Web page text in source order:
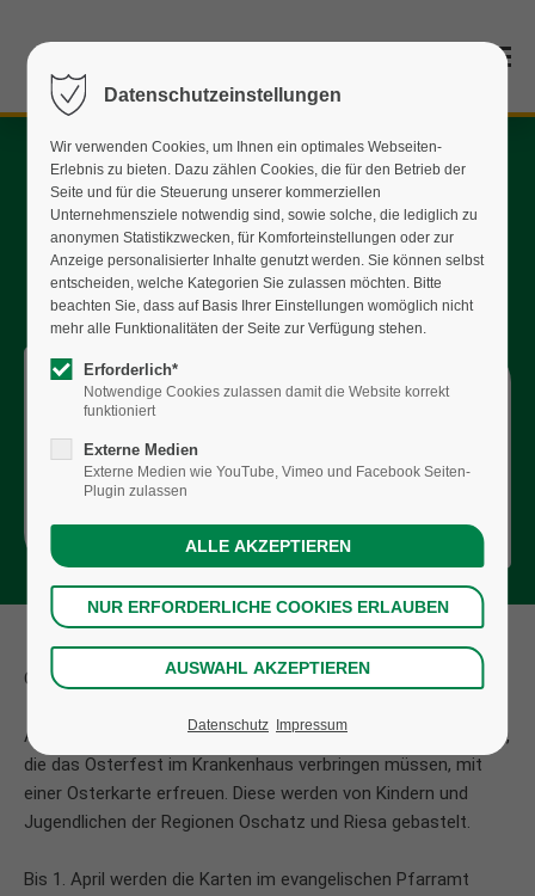
23.02.2026
OSTERKARTEN FÜR
UNSERE PATIENTINNEN
OSTERKARTEN FÜR DAS KRANKENHAUS
Auch in diesem Jahr möchten wir Patientinnen und Patienten,
die das Osterfest im Krankenhaus verbringen müssen, mit
einer Osterkarte erfreuen. Diese werden von Kindern und
Jugendlichen der Regionen Oschatz und Riesa gebastelt.
Bis 1. April werden die Karten im evangelischen Pfarramt
Datenschutzeinstellungen
Wir verwenden Cookies, um Ihnen ein optimales Webseiten-
Erlebnis zu bieten. Dazu zählen Cookies, die für den Betrieb der
Seite und für die Steuerung unserer kommerziellen
Unternehmensziele notwendig sind, sowie solche, die lediglich zu
anonymen Statistikzwecken, für Komforteinstellungen oder zur
Anzeige personalisierter Inhalte genutzt werden. Sie können selbst
entscheiden, welche Kategorien Sie zulassen möchten. Bitte
beachten Sie, dass auf Basis Ihrer Einstellungen womöglich nicht
mehr alle Funktionalitäten der Seite zur Verfügung stehen.
Erforderlich*
Notwendige Cookies zulassen damit die Website korrekt
funktioniert
Externe Medien
Externe Medien wie YouTube, Vimeo und Facebook Seiten-
Plugin zulassen
Datenschutz Impressum